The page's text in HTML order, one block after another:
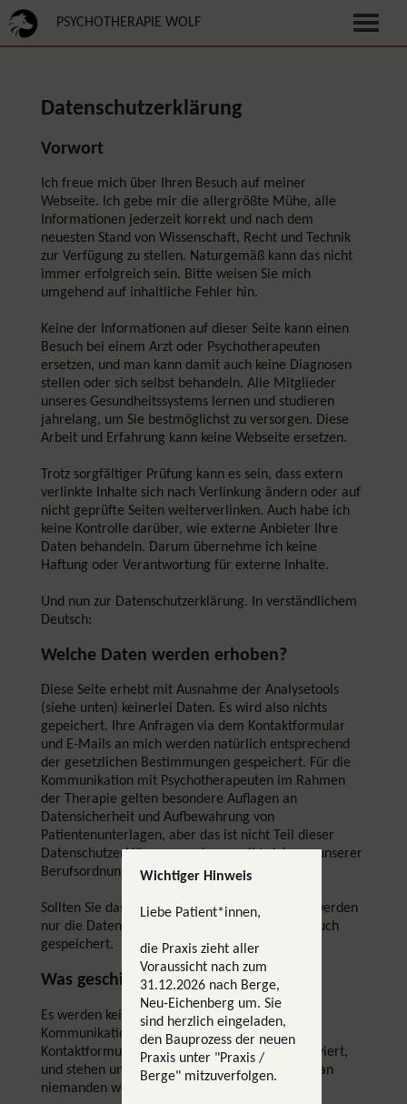
PSYCHOTHERAPIE WOLF
Datenschutzerklärung
Vorwort
Ich freue mich über Ihren Besuch auf meiner
Webseite. Ich gebe mir die allergrößte Mühe, alle
Informationen jederzeit korrekt und nach dem
neuesten Stand von Wissenschaft, Recht und Technik
zur Verfügung zu stellen. Naturgemäß kann das nicht
immer erfolgreich sein. Bitte weisen Sie mich
umgehend auf inhaltliche Fehler hin.
Keine der Informationen auf dieser Seite kann einen
Besuch bei einem Arzt oder Psychotherapeuten
ersetzen, und man kann damit auch keine Diagnosen
stellen oder sich selbst behandeln. Alle Mitglieder
unseres Gesundheitssystems lernen und studieren
jahrelang, um Sie bestmöglichst zu versorgen. Diese
Arbeit und Erfahrung kann keine Webseite ersetzen.
Trotz sorgfältiger Prüfung kann es sein, dass extern
verlinkte Inhalte sich nach Verlinkung ändern oder auf
nicht geprüfte Seiten weiterverlinken. Auch habe ich
keine Kontrolle darüber, wie externe Anbieter Ihre
Daten behandeln. Darum übernehme ich keine
Haftung oder Verantwortung für externe Inhalte.
Und nun zur Datenschutzerklärung. In verständlichem
Deutsch:
Welche Daten werden erhoben?
Diese Seite erhebt mit Ausnahme der Analysetools
(siehe unten) keinerlei Daten. Es wird also nichts
gepeichert. Ihre Anfragen via dem Kontaktformular
und E-Mails an mich werden natürlich entsprechend
der gesetzlichen Bestimmungen gespeichert. Für die
Kommunikation mit Psychotherapeuten im Rahmen
der Therapie gelten besondere Auflagen an
Datensicherheit und Aufbewahrung von
Patientenunterlagen, aber das ist nicht Teil dieser
Datenschutzerklärung, sondern ergibt sich aus unserer
Berufsordnung.
Sollten Sie das Patientenportal nutzen wollen, werden
nur die Daten die Sie freiwillig eingeben dort auch
gespeichert.
Was geschieht mit den Daten?
Es werden keine Daten erhoben. Für digitale
Kommunikation (z.B. über E-Mail oder
Kontaktformular) gilt: Ihre Daten werden archiviert,
und stehen unter Schweigepflicht, werden also an
niemanden weitergegeben.
Wichtiger Hinweis
Liebe Patient*innen,
die Praxis zieht aller
Voraussicht nach zum
31.12.2026 nach Berge,
Neu-Eichenberg um. Sie
sind herzlich eingeladen,
den Bauprozess der neuen
Praxis unter "Praxis /
Berge" mitzuverfolgen.